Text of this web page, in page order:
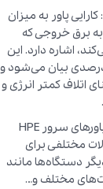
: کارایی پاور به میزان
برق خروجی که
اشاره دارد. این
بیان می‌شود و
اتلاف کمتر انرژی و
: پاورهای سرور HPE
مختلفی برای
دستگاه‌ها مانند
مختلف و…